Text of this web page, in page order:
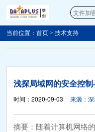
当前位置：首页 >技术支持
浅探局域网的安全控
时间：2020-09-03 来源：
摘要：随着计算机网络